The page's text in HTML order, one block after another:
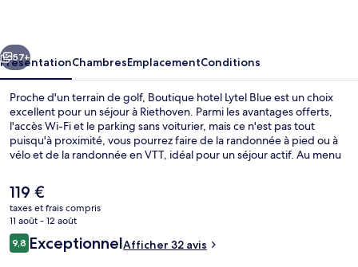
Suivant
57+
PrésentationChambresEmplacementConditions
Proche d'un terrain de golf, Boutique hotel Lytel Blue est un choix
excellent pour un séjour à Riethoven. Parmi les avantages offerts,
l'accès Wi-Fi et le parking sans voiturier, mais ce n'est pas tout
puisqu'à proximité, vous pourrez faire de la randonnée à pied ou à
vélo et de la randonnée en VTT, idéal pour un séjour actif. Au menu
attenante, une terrasse et un jardin. Sympa non ?
Le
prix
actuel
est
de
119 €
taxes et frais compris
11 août - 12 août
Avis
voyageurs
9,89,8 sur 10
ExceptionnelAfficher 32 avis